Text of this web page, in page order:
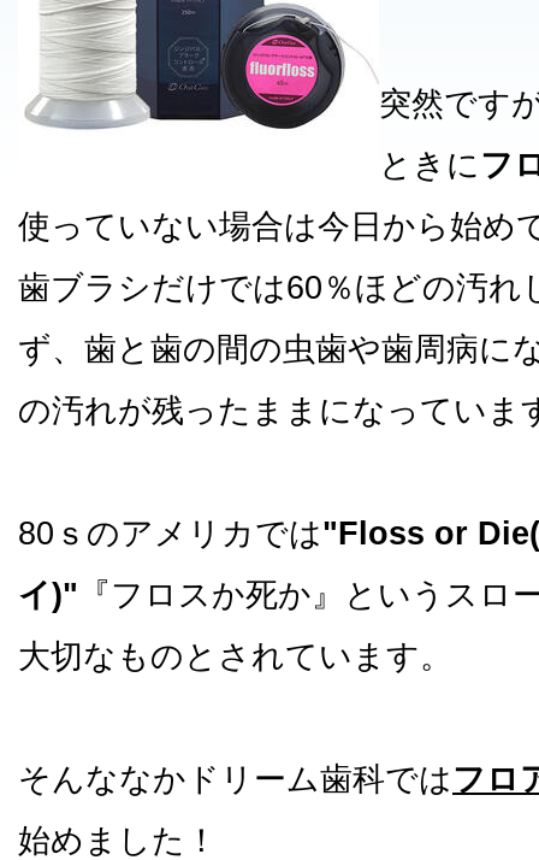
突然です
ときにフ
使っていない場合は今日から始め
歯ブラシだけでは60％ほどの汚れ
ず、歯と歯の間の虫歯や歯周病に
の汚れが残ったままになっていま
80ｓのアメリカでは"Floss or
イ)" 『フロスか死か』というスロ
大切なものとされています。
そんななかドリーム歯科ではフロ
始めました！